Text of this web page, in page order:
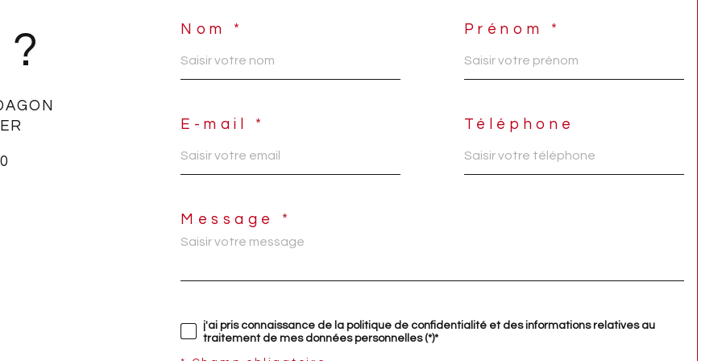
? Nom * Prénom *
E-mail * Téléphone
Message *
j'ai pris connaissance de la politique de confidentialité et des informations relatives au
traitement de mes données personnelles (*)*